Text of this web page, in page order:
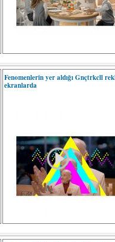
Fenomenlerin yer aldığı Gnçtrkcll
ekranlarda